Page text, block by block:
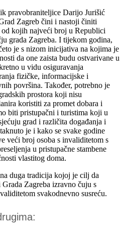
pravobraniteljice Darijo Jurišić
Zagreb čini i nastoji činiti
kojih najveći broj u Republici
grada Zagreba. I tijekom godina,
je s nizom inicijativa na kojima je
da one zaista budu ostvarivane u
u vidu osiguravanja
fizičke, informacijske i
površina. Također, potrebno je
prostora koji nisu
koristiti za promet dobara i
biti pristupačni i turistima koji u
grad i različita događanja i
je i kako se svake godine
veći broj osoba s invaliditetom s
u pristupačne stambene
vlastitog doma.
duga tradicija kojoj je cilj da
Zagreba izravno čuju s
svakodnevno susreću.